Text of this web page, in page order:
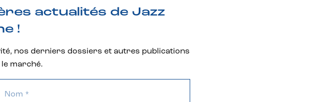
actualités de Jazz
!
nos derniers dossiers et autres publications
marché.